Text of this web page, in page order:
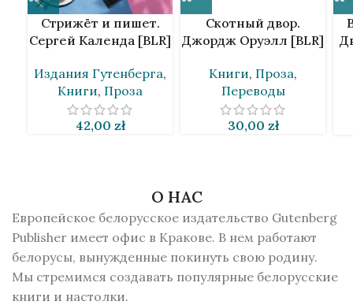
Стрижёт и пишет.
Сергей Календа [BLR]
Издания Гутенберга,
Книги, Проза
42,00 zł
Скотный двор.
Джордж Оруэлл [BLR]
Книги, Проза,
Переводы
30,00 zł
О НАС
Европейское белорусское издательство Gutenberg
Publisher имеет офис в Кракове. В нем работают
белорусы, вынужденные покинуть свою родину.
Мы стремимся создавать популярные белорусские
книги и настолки.